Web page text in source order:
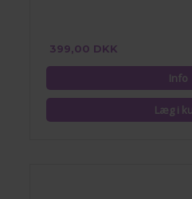
399,00 DKK